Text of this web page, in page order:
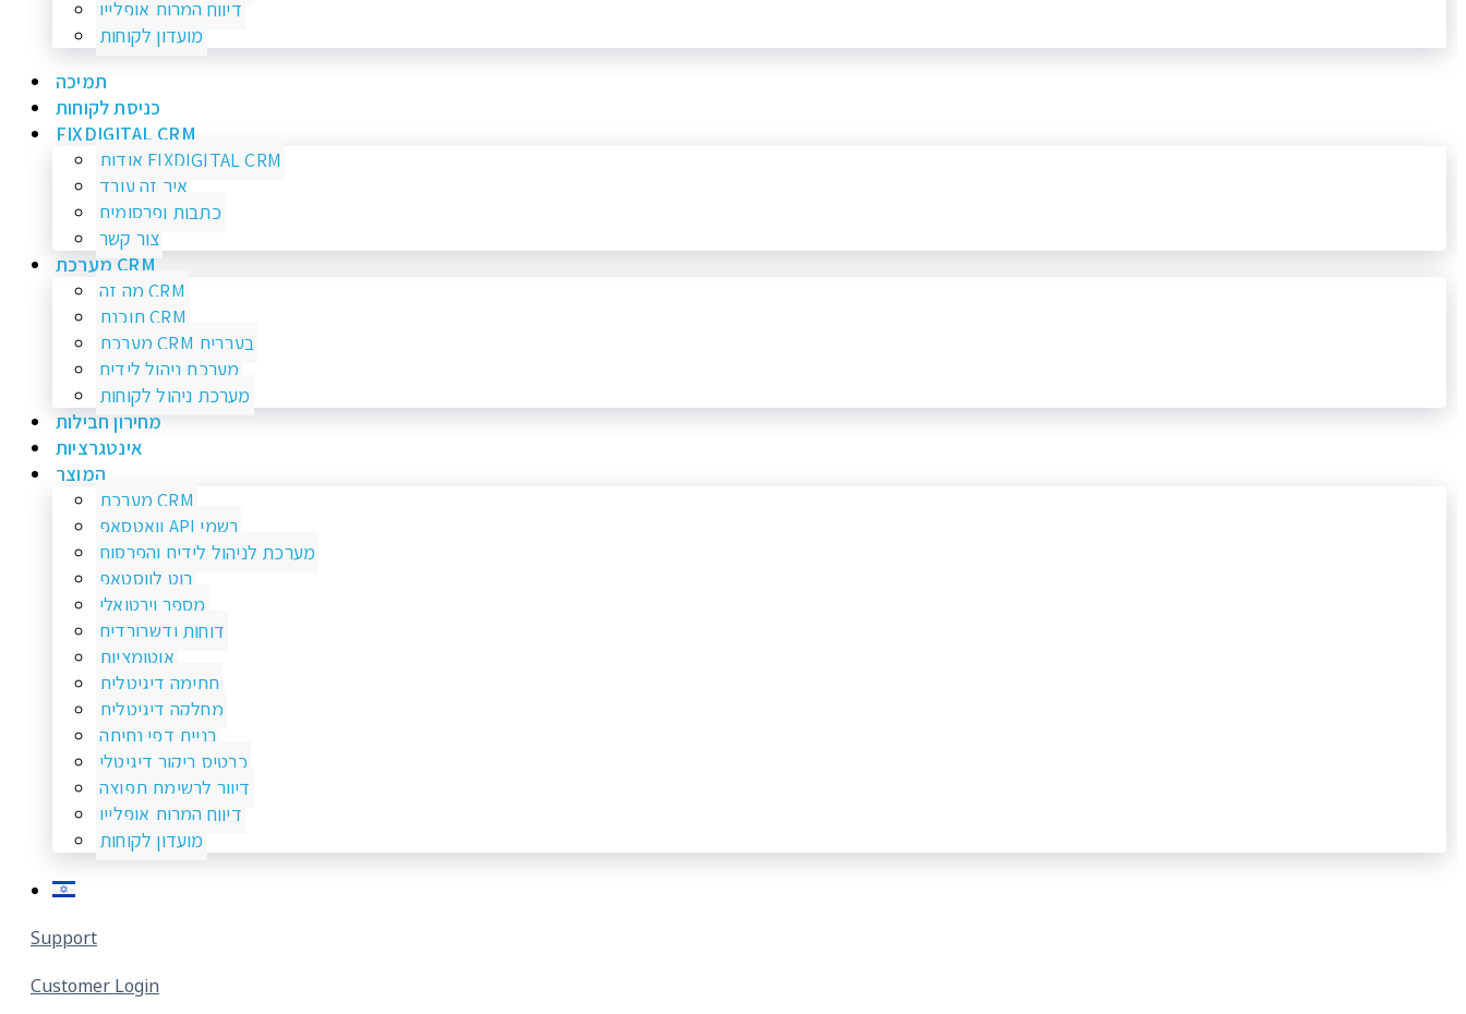
דיווח המרות אופליין
מועדון לקוחות
FIXDIGITAL CRM
אודות FIXDIGITAL CRM
איך זה עובד
כתבות ופרסומים
צור קשר
מערכת CRM
מה זה CRM
תוכנת CRM
מערכת CRM בעברית
מערכת ניהול לידים
מערכת ניהול לקוחות
מחירון חבילות
אינטגרציות
המוצר
מערכת CRM
וואטסאפ API רשמי
מערכת לניהול לידים והפרסום
בוט לווסטאפ
מספר וירטואלי
דוחות ודשבורדים
אוטומציות
חתימה דיגיטלית
מחלקה דיגיטלית
בניית דפי נחיתה
כרטיס ביקור דיגיטלי
דיוור לרשימת תפוצה
דיווח המרות אופליין
מועדון לקוחות
Support
Customer Login